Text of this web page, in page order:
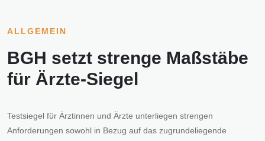
ALLGEMEIN
BGH setzt strenge Maßstäbe
für Ärzte-Siegel
Testsiegel für Ärztinnen und Ärzte unterliegen strengen
Anforderungen sowohl in Bezug auf das zugrundeliegende